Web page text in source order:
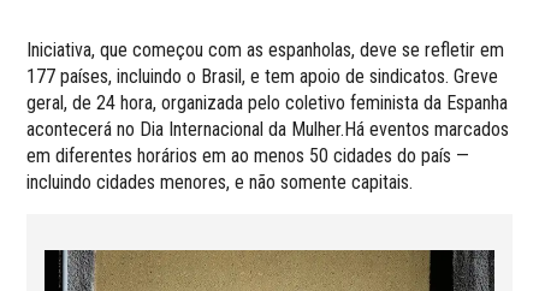
Iniciativa, que começou com as espanholas, deve se refletir em
177 países, incluindo o Brasil, e tem apoio de sindicatos. Greve
geral, de 24 hora, organizada pelo coletivo feminista da Espanha
acontecerá no Dia Internacional da Mulher.Há eventos marcados
em diferentes horários em ao menos 50 cidades do país —
incluindo cidades menores, e não somente capitais.